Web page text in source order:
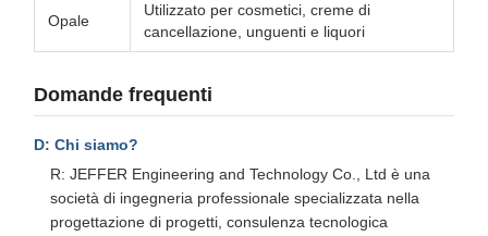
Opale
Utilizzato per cosmetici, creme di
cancellazione, unguenti e liquori
Domande frequenti
D: Chi siamo?
R: JEFFER Engineering and Technology Co., Ltd è una
società di ingegneria professionale specializzata nella
progettazione di progetti, consulenza tecnologica